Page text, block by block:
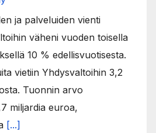
ja palveluiden vienti
väheni vuoden toisella
10 % edellisvuotisesta.
vietiin Yhdysvaltoihin 3,2
Tuonnin arvo
miljardia euroa,
[...]